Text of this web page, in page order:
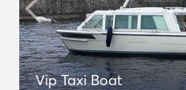
Vip Taxi Boat